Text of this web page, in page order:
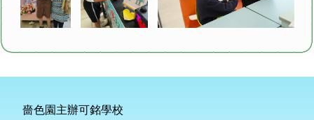
嗇色園主辦可銘學校